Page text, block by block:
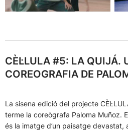
CÈL·LULA #5: LA QUIJÁ.
COREOGRAFIA DE
La sisena edició del projecte
terme la coreògrafa Paloma Muñoz.
és la imatge d’un paisatge devastat,